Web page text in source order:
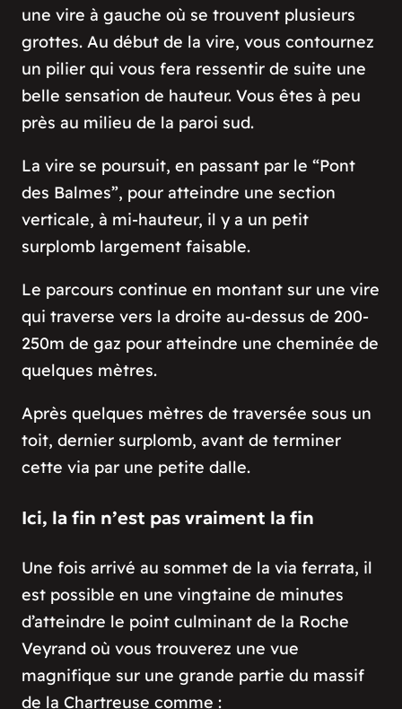
une vire à gauche où se trouvent plusieurs
grottes. Au début de la vire, vous contournez
un pilier qui vous fera ressentir de suite une
belle sensation de hauteur. Vous êtes à peu
près au milieu de la paroi sud.
La vire se poursuit, en passant par le “Pont
des Balmes”, pour atteindre une section
verticale, à mi-hauteur, il y a un petit
surplomb largement faisable.
Le parcours continue en montant sur une vire
qui traverse vers la droite au-dessus de 200-
250m de gaz pour atteindre une cheminée de
quelques mètres.
Après quelques mètres de traversée sous un
toit, dernier surplomb, avant de terminer
cette via par une petite dalle.
Ici, la fin n’est pas vraiment la fin
Une fois arrivé au sommet de la via ferrata, il
est possible en une vingtaine de minutes
d’atteindre le point culminant de la Roche
Veyrand où vous trouverez une vue
magnifique sur une grande partie du massif
de la Chartreuse comme :